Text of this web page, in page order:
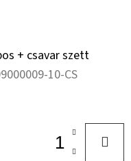
+ csavar szett
10-CS